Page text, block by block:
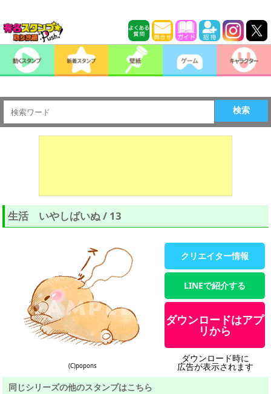
検索
生活 いやしばいぬ / 13
(C)popons
クリエイター情報
LINEで紹介する
ダウンロードはアプ
リから
ダウンロード時に
広告が表示されます
同じシリーズの他のスタンプはこちら